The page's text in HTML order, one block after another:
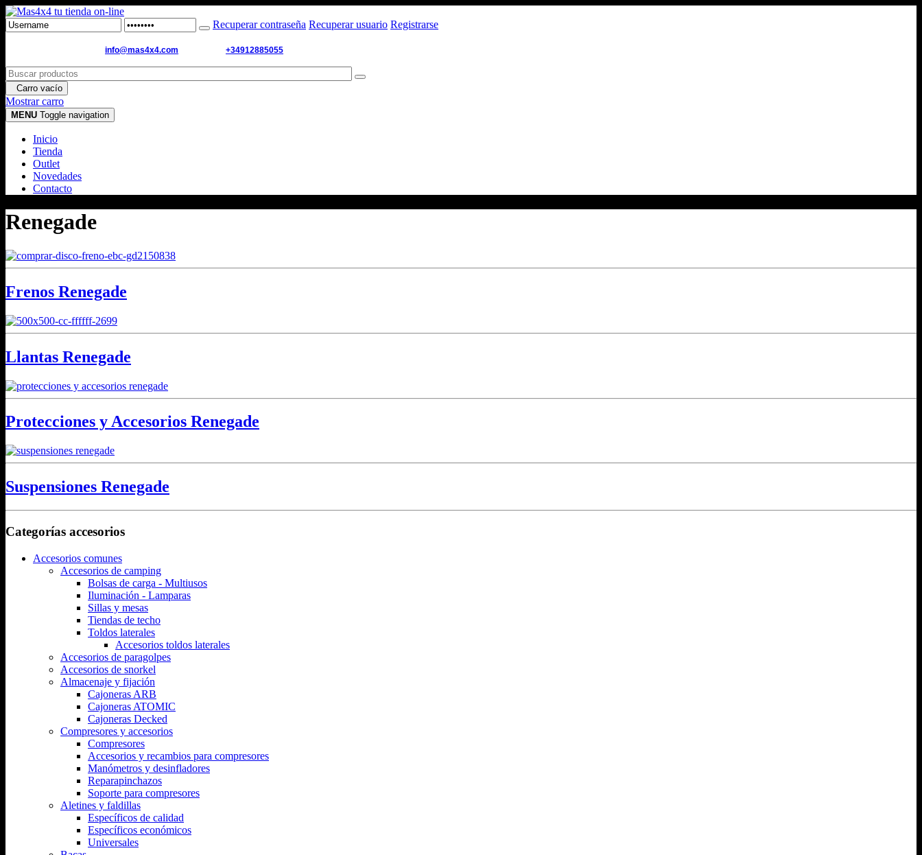
Recuperar contraseña Recuperar usuario Registrarse
info@mas4x4.com +34912885055
Carro vacío
Mostrar carro
MENU Toggle navigation
Inicio
Tienda
Outlet
Novedades
Contacto
Renegade
Frenos Renegade
Llantas Renegade
Protecciones y Accesorios Renegade
Suspensiones Renegade
Categorías accesorios
Accesorios comunes
Accesorios de camping
Bolsas de carga - Multiusos
Iluminación - Lamparas
Sillas y mesas
Tiendas de techo
Toldos laterales
Accesorios toldos laterales
Accesorios de paragolpes
Accesorios de snorkel
Almacenaje y fijación
Cajoneras ARB
Cajoneras ATOMIC
Cajoneras Decked
Compresores y accesorios
Compresores
Accesorios y recambios para compresores
Manómetros y desinfladores
Reparapinchazos
Soporte para compresores
Aletines y faldillas
Específicos de calidad
Específicos económicos
Universales